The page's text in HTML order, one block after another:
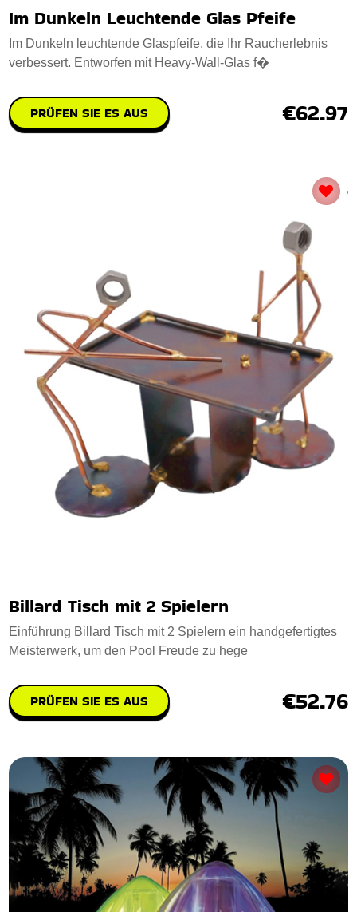
Im Dunkeln Leuchtende Glas Pfeife
Im Dunkeln leuchtende Glaspfeife, die Ihr Raucherlebnis
verbessert. Entworfen mit Heavy-Wall-Glas f�
PRÜFEN SIE ES AUS €62.97
Billard Tisch mit 2 Spielern
Einführung Billard Tisch mit 2 Spielern ein handgefertigtes
Meisterwerk, um den Pool Freude zu hege
PRÜFEN SIE ES AUS €52.76